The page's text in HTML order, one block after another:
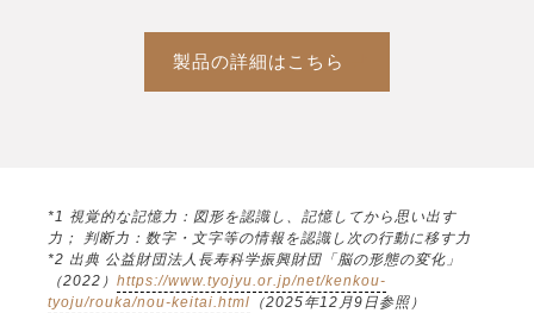
製品の詳細はこちら
*1 視覚的な記憶力：図形を認識し、記憶してから思い出す
力； 判断力：数字・文字等の情報を認識し次の行動に移す力
*2 出典 公益財団法人長寿科学振興財団「脳の形態の変化」
（2022） https://www.tyojyu.or.jp/net/kenkou-
tyoju/rouka/nou-keitai.html （2025年12月9日参照）